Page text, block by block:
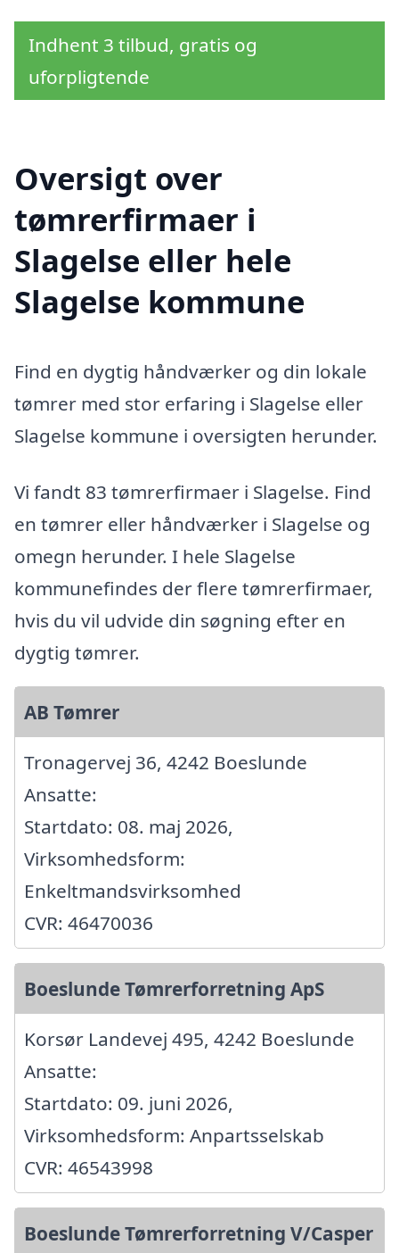
Indhent 3 tilbud, gratis og
uforpligtende
Oversigt over
tømrerfirmaer i
Slagelse eller hele
Slagelse kommune
Find en dygtig håndværker og din lokale
tømrer med stor erfaring i Slagelse eller
Slagelse kommune i oversigten herunder.
Vi fandt 83 tømrerfirmaer i Slagelse. Find
en tømrer eller håndværker i Slagelse og
omegn herunder. I hele Slagelse
kommunefindes der flere tømrerfirmaer,
hvis du vil udvide din søgning efter en
dygtig tømrer.
AB Tømrer
Tronagervej 36, 4242 Boeslunde
Ansatte:
Startdato: 08. maj 2026,
Virksomhedsform:
Enkeltmandsvirksomhed
CVR: 46470036
Boeslunde Tømrerforretning ApS
Korsør Landevej 495, 4242 Boeslunde
Ansatte:
Startdato: 09. juni 2026,
Virksomhedsform: Anpartsselskab
CVR: 46543998
Boeslunde Tømrerforretning V/Casper